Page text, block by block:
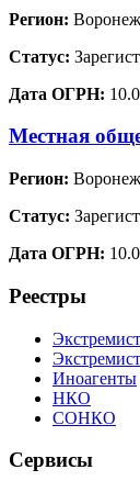
Регион:
Статус:
Дата ОГРН:
Местная
Регион:
Статус:
Дата ОГРН:
Реестры
Иноагенты
НКО
СОНКО
Сервисы